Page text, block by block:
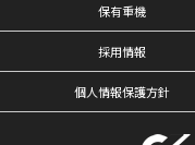
保有重機
採用情報
個人情報保護方針